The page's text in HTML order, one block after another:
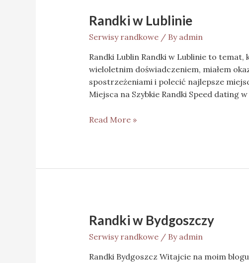
Randki w Lublinie
Serwisy randkowe/ By admin
Randki Lublin Randki w Lublinie to
wieloletnim doświadczeniem, miałem
spostrzeżeniami i polecić najlepsze
Miejsca na Szybkie Randki Speed dating
Read More »
Randki w Bydgoszczy
Serwisy randkowe/ By admin
Randki Bydgoszcz Witajcie na moim